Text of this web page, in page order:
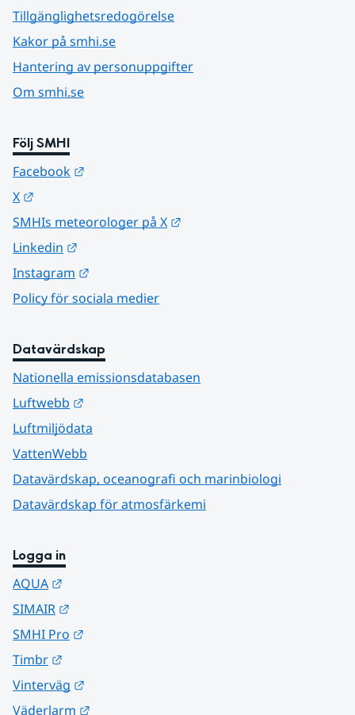
Tillgänglighetsredogörelse
Kakor på smhi.se
Hantering av personuppgifter
Om smhi.se
Följ SMHI
Facebook
X
SMHIs meteorologer på X
Linkedin
Instagram
Policy för sociala medier
Datavärdskap
Nationella emissionsdatabasen
Luftwebb
Luftmiljödata
VattenWebb
Datavärdskap, oceanografi och marinbiologi
Datavärdskap för atmosfärkemi
Logga in
AQUA
SIMAIR
SMHI Pro
Timbr
Vinterväg
Väderlarm